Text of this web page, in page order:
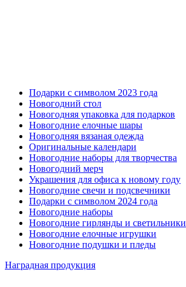
Подарки с символом 2023 года
Новогодний стол
Новогодняя упаковка для подарков
Новогодние елочные шары
Новогодняя вязаная одежда
Оригинальные календари
Новогодние наборы для творчества
Новогодний мерч
Украшения для офиса к новому году
Новогодние свечи и подсвечники
Подарки с символом 2024 года
Новогодние наборы
Новогодние гирлянды и светильники
Новогодние елочные игрушки
Новогодние подушки и пледы
Наградная продукция